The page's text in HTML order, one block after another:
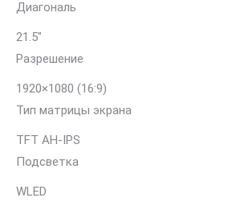
Диагональ
21.5″
Разрешение
1920×1080 (16:9)
Тип матрицы экрана
TFT AH-IPS
Подсветка
WLED